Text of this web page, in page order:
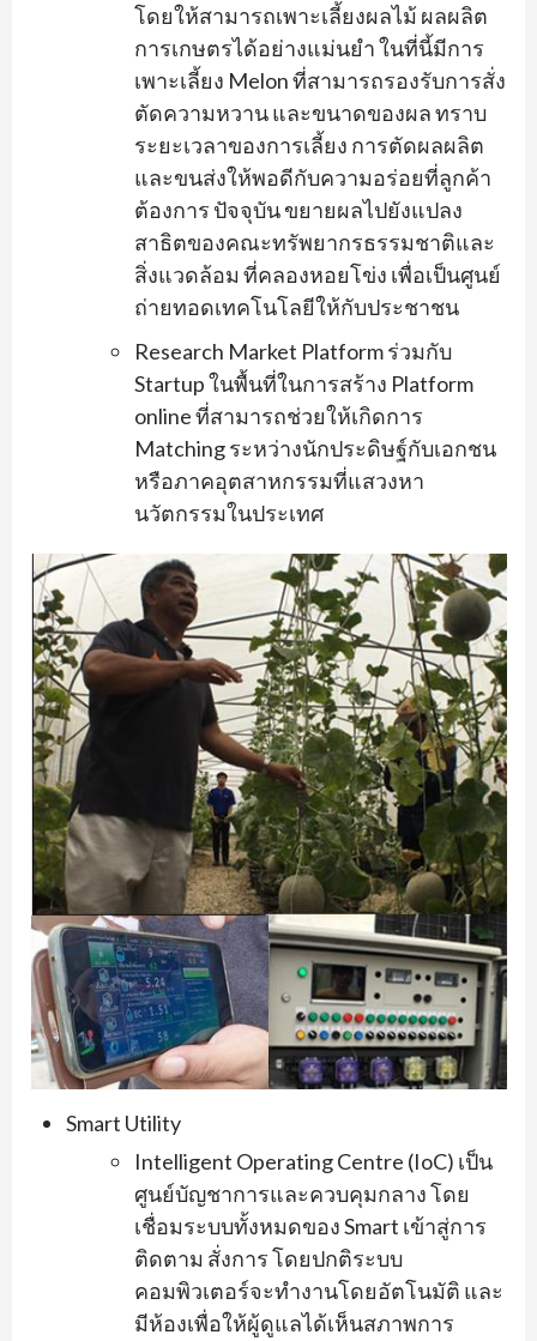
โดยให้สามารถเพาะเลี้ยงผลไม้ ผลผลิต
การเกษตรได้อย่างแม่นยำ ในที่นี้มีการ
เพาะเลี้ยง Melon ที่สามารถรองรับการสั่ง
ตัดความหวาน และขนาดของผล ทราบ
ระยะเวลาของการเลี้ยง การตัดผลผลิต
และขนส่งให้พอดีกับความอร่อยที่ลูกค้า
ต้องการ ปัจจุบัน ขยายผลไปยังแปลง
สาธิตของคณะทรัพยากรธรรมชาติและ
สิ่งแวดล้อม ที่คลองหอยโข่ง เพื่อเป็นศูนย์
ถ่ายทอดเทคโนโลยีให้กับประชาชน
Research Market Platform ร่วมกับ
Startup ในพื้นที่ในการสร้าง Platform
online ที่สามารถช่วยให้เกิดการ
Matching ระหว่างนักประดิษฐ์กับเอกชน
หรือภาคอุตสาหกรรมที่แสวงหา
นวัตกรรมในประเทศ
Smart Utility
Intelligent Operating Centre (IoC) เป็น
ศูนย์บัญชาการและควบคุมกลาง โดย
เชื่อมระบบทั้งหมดของ Smart เข้าสู่การ
ติดตาม สั่งการ โดยปกติระบบ
คอมพิวเตอร์จะทำงานโดยอัตโนมัติ และ
มีห้องเพื่อให้ผู้ดูแลได้เห็นสภาพการ